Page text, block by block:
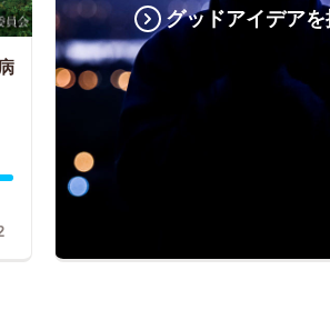
グッドアイデア